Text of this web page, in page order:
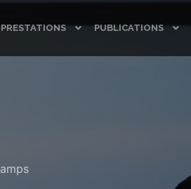
PRESTATIONS PUBLICATIONS